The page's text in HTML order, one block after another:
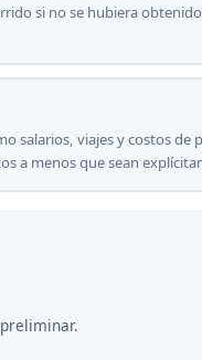
si no se hubiera
salarios, viajes y costos
a menos que sean